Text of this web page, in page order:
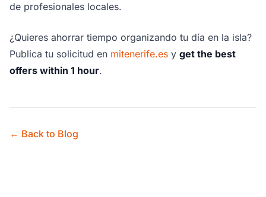
de profesionales locales.
¿Quieres ahorrar tiempo organizando tu día en la isla?
Publica tu solicitud en mitenerife.es y get the best
offers within 1 hour.
← Back to Blog